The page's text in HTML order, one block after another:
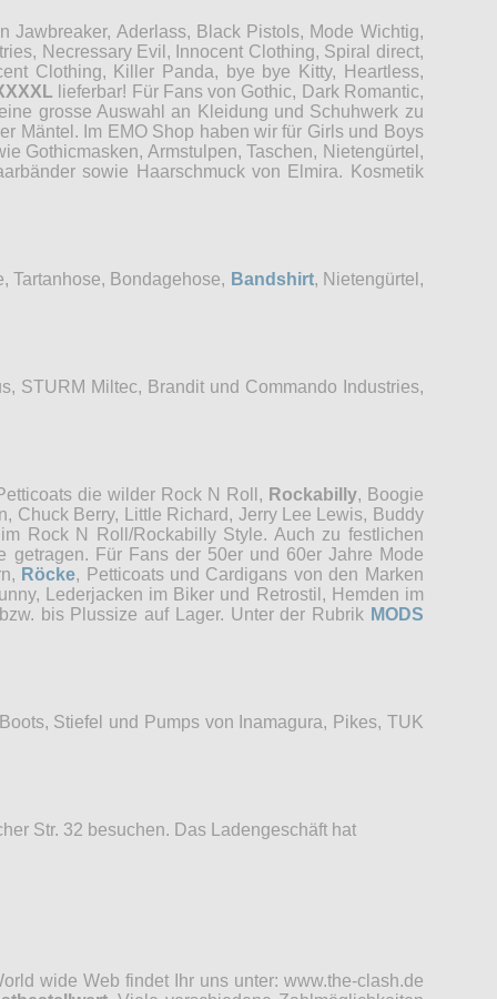
Aderlass, Black Pistols, Mode Wichtig,
Necressary Evil, Innocent Clothing, Spiral direct,
Clothing, Killer Panda, bye bye Kitty, Heartless,
lieferbar! Für Fans von Gothic, Dark Romantic,
grosse Auswahl an Kleidung und Schuhwerk zu
Mäntel. Im EMO Shop haben wir für Girls und Boys
Gothicmasken, Armstulpen, Taschen, Nietengürtel,
sowie Haarschmuck von Elmira. Kosmetik
Tartanhose, Bondagehose, Bandshirt, Nietengürtel,
STURM Miltec, Brandit und Commando Industries,
die wilder Rock N Roll, Rockabilly, Boogie
Chuck Berry, Little Richard, Jerry Lee Lewis, Buddy
Rock N Roll/Rockabilly Style. Auch zu festlichen
Für Fans der 50er und 60er Jahre Mode
Röcke, Petticoats und Cardigans von den Marken
Lederjacken im Biker und Retrostil, Hemden im
bis Plussize auf Lager. Unter der Rubrik MODS
Stiefel und Pumps von Inamagura, Pikes, TUK
Str. 32 besuchen. Das Ladengeschäft hat
wide Web findet Ihr uns unter: www.the-clash.de